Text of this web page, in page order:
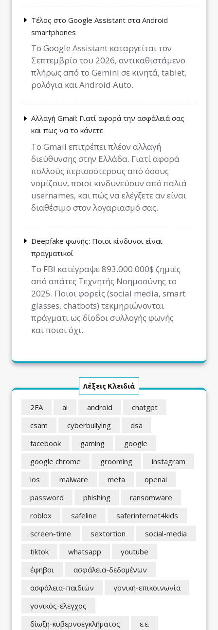
Τέλος στο Google Assistant στα Android
smartphones
Το Google Assistant καταργείται τον
Σεπτεμβρίο του 2026, αντικαθιστάμενο
πλήρως από το Gemini σε κινητά, tablet,
ρολόγια και Android Auto.
Αλλαγή Gmail: Γιατί αφορά την ασφάλειά σας
και πως να το κάνετε
Το Gmail επιτρέπει πλέον αλλαγή
διεύθυνσης στην Ελλάδα. Γιατί αφορά
πολλούς περισσότερους από όσους
νομίζουν, ποιοι κινδυνεύουν από παλιά
usernames, και πώς να ελέγξετε αν είναι
διαθέσιμο στον λογαριασμό σας.
Deepfake φωνής: Ποιοι κίνδυνοι είναι
πραγματικοί
Το FBI κατέγραψε 893.000.000$ ζημιές
από απάτες Τεχνητής Νοημοσύνης το
2025. Ποιοι φορείς (social media, smart
glasses, chatbots) τεκμηριώνονται
πράγματι ως δίοδοι συλλογής φωνής
και ποιοι όχι.
Λέξεις Κλειδιά
2FA ai android
chatgpt
csam
cyberbullying
dsa
facebook
gaming
google
google chrome
grooming
instagram
ios
malware meta
openai
password
phishing
ransomware
roblox
safeline
saferinternet4kids
screen-time
sextortion
social-media
tiktok
whatsapp
youtube
έφηβοι
ασφάλεια-δεδομένων
ασφάλεια-παιδιών
γονική-επικοινωνία
γονικός-έλεγχος
δίωξη-κυβερνοεγκλήματος
ε.ε.